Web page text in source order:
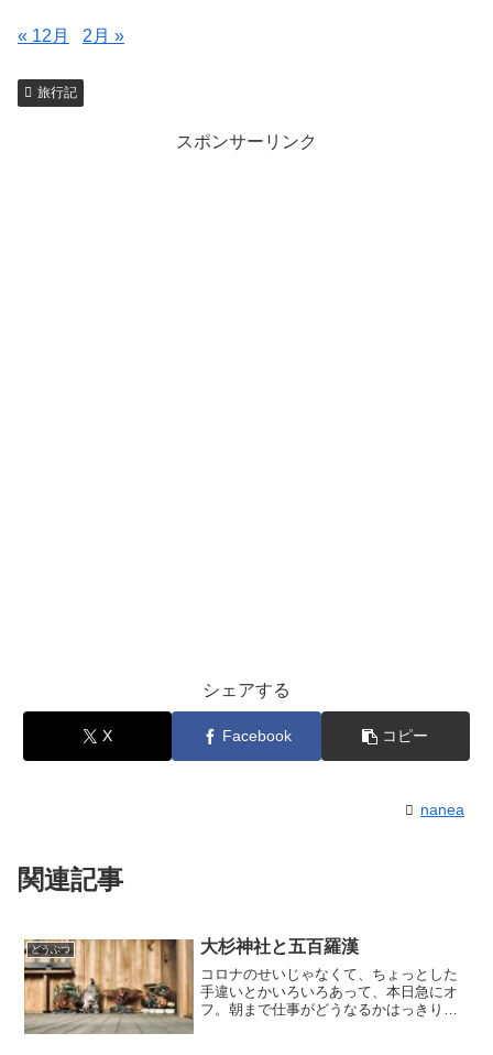
« 12月 2月 »
旅行記
スポンサーリンク
シェアする
X Facebook コピー
nanea
関連記事
どうぶつ 大杉神社と五百羅漢
コロナのせいじゃなくて、ちょっとした
手違いとかいろいろあって、本日急にオ
フ。朝まで仕事がどうなるかはっきりし